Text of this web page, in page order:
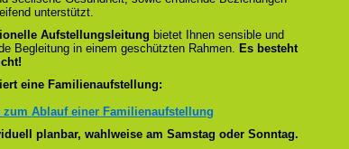
unterstützt.
Aufstellungsleitung bietet Ihnen sensible und
Begleitung in einem geschützten Rahmen. Es besteht
eine Familienaufstellung:
zum Ablauf einer Familienaufstellung
planbar, wahlweise am Samstag oder Sonntag.